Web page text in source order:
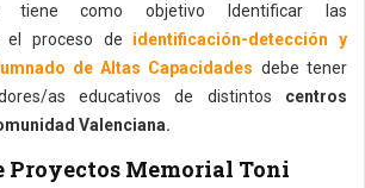
tiene como objetivo Identificar las
el proceso de identificación-detección y
de Altas Capacidades debe tener
as educativos de distintos centros
Valenciana.
Proyectos Memorial Toni